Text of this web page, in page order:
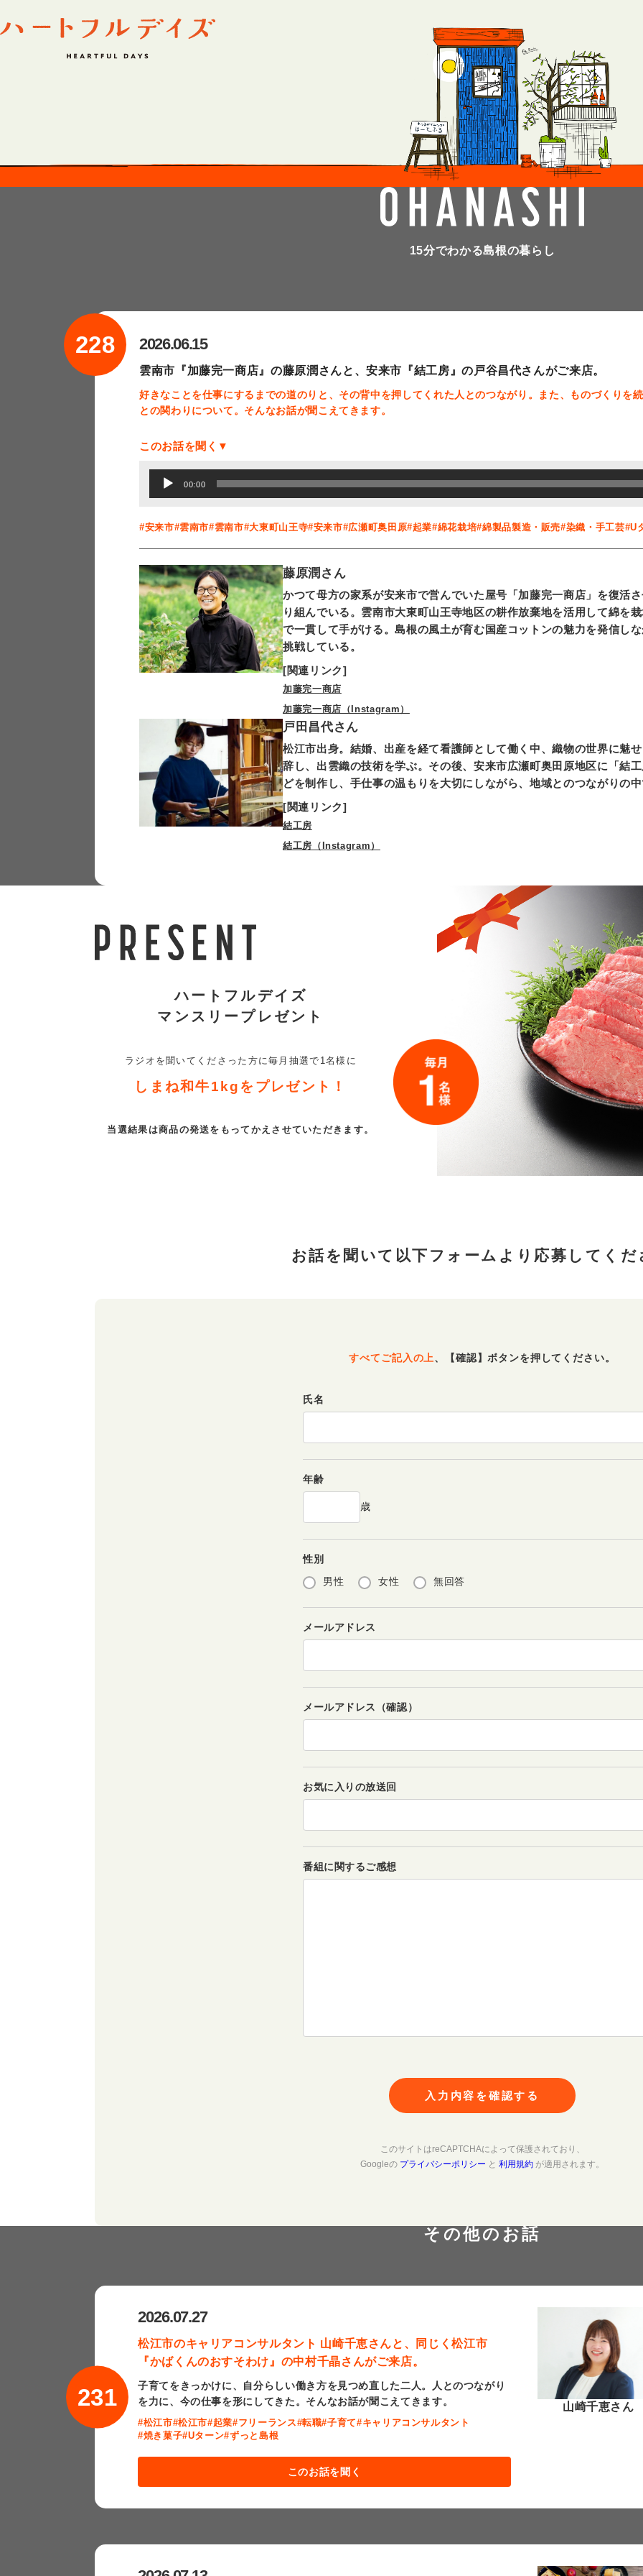
15分でわかる島根の暮らし
228 2026.06.15
雲南市『加藤完一商店』の藤原潤さんと、安来市『結工房』の戸谷昌代さんがご来店。
好きなことを仕事にするまでの道のりと、その背中を押してくれた人とのつながり。また、ものづくりを
との関わりについて。そんなお話が聞こえてきます。
このお話を聞く▼
声
ヤ
ー
00:00
#安来市#雲南市#雲南市#大東町山王寺#安来市#広瀬町奥田原#起業#綿花栽培#綿製品製造・販売#染織・手工芸#U
藤原潤さん
かつて母方の家系が安来市で営んでいた屋号「加藤完一商店」を復活
り組んでいる。雲南市大東町山王寺地区の耕作放棄地を活用して綿を
で一貫して手がける。島根の風土が育む国産コットンの魅力を発信し
挑戦している。
[関連リンク]
加藤完一商店
加藤完一商店（Instagram）
戸田昌代さん
松江市出身。結婚、出産を経て看護師として働く中、織物の世界に魅
辞し、出雲織の技術を学ぶ。その後、安来市広瀬町奥田原地区に「結
どを制作し、手仕事の温もりを大切にしながら、地域とのつながりの
[関連リンク]
結工房
結工房（Instagram）
ハートフルデイズ
マンスリープレゼント
ラジオを聞いてくださった方に毎月抽選で1名様に
しまね和牛1kgを プレゼント！
当選結果は商品の発送をもって かえさせていただきます。
お話を聞いて以下フォームより 応募してくだ
すべてご記入の上、 【確認】ボタンを押してください。
氏名
年齢
歳
性別
男性
女性 無回答
メールアドレス
メールアドレス（確認）
お気に入りの放送回
番組に関するご感想
入力内容を確認する
このサイトはreCAPTCHAによって保護されており、
Googleの プライバシーポリシー と 利用規約 が適用されます。
その他のお話
231
2026.07.27
松江市のキャリアコンサルタント 山崎千恵さんと、同じく松江市
『かばくんのおすそわけ』の中村千晶さんがご来店。
子育てをきっかけに、自分らしい働き方を見つめ直した二人。人とのつながり
を力に、今の仕事を形にしてきた。そんなお話が聞こえてきます。
#松江市#松江市#起業#フリーランス#転職#子育て#キャリアコンサルタント
#焼き菓子#Uターン#ずっと島根
このお話を聞く
山崎千恵さん